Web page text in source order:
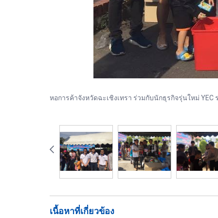
หอการค้าจังหวัดฉะเชิงเทรา ร่วมกับนักธุรกิจรุ่นใหม่
เนื้อหาที่เกี่ยวข้อง